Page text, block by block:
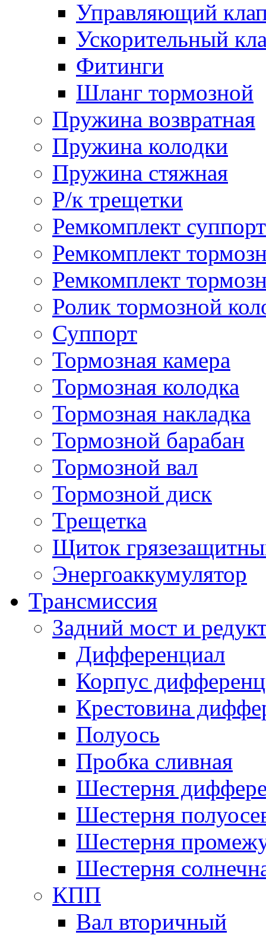
Управляющий
Ускорительный
Фитинги
Шланг тормозной
Пружина возвратная
Пружина колодки
Пружина стяжная
Р/к трещетки
Ремкомплект
Ремкомплект
Ремкомплект
Ролик тормозной
Суппорт
Тормозная камера
Тормозная колодка
Тормозная накладка
Тормозной барабан
Тормозной вал
Тормозной диск
Трещетка
Щиток
Энергоаккумулятор
Трансмиссия
Задний мост и
Дифференциал
Корпус
Крестовина
Полуось
Пробка сливная
Шестерня
Шестерня
Шестерня
Шестерня
КПП
Вал вторичный